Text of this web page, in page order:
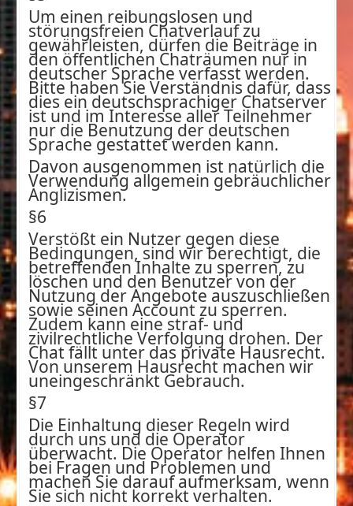
Um einen reibungslosen und
störungsfreien Chatverlauf zu
gewährleisten, dürfen die Beiträge in
den öffentlichen Chaträumen nur in
deutscher Sprache verfasst werden.
Bitte haben Sie Verständnis dafür, dass
dies ein deutschsprachiger Chatserver
ist und im Interesse aller Teilnehmer
nur die Benutzung der deutschen
Sprache gestattet werden kann.
Davon ausgenommen ist natürlich die
Verwendung allgemein gebräuchlicher
Anglizismen.
§6
Verstößt ein Nutzer gegen diese
Bedingungen, sind wir berechtigt, die
betreffenden Inhalte zu sperren, zu
löschen und den Benutzer von der
Nutzung der Angebote auszuschließen
sowie seinen Account zu sperren.
Zudem kann eine straf- und
zivilrechtliche Verfolgung drohen. Der
Chat fällt unter das private Hausrecht.
Von unserem Hausrecht machen wir
uneingeschränkt Gebrauch.
§7
Die Einhaltung dieser Regeln wird
durch uns und die Operator
überwacht. Die Operator helfen Ihnen
bei Fragen und Problemen und
machen Sie darauf aufmerksam, wenn
Sie sich nicht korrekt verhalten.